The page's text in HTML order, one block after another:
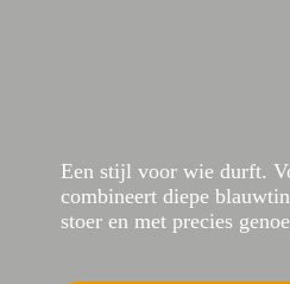
Een stijl voor wie durft.
combineert diepe
stoer en met precies